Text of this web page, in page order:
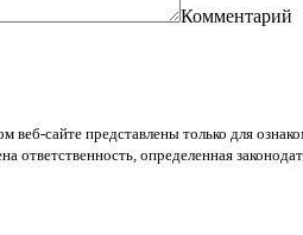
Комментарий
сайте представлены только для
ответственность, определенная